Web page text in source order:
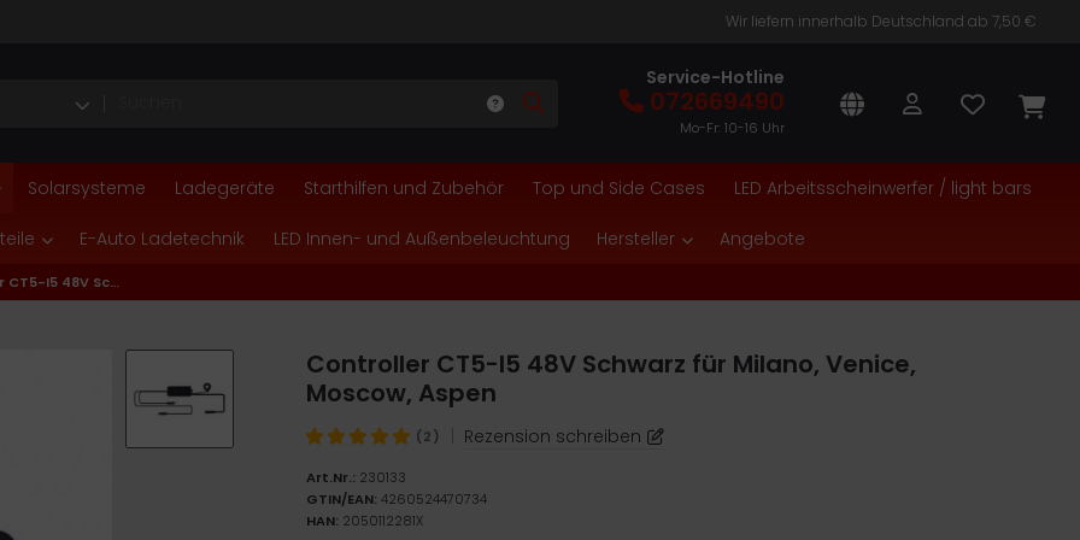
Wir liefern innerhalb Deutschland ab 7,50 €
Service-Hotline
072669490
Mo-Fr: 10-16 Uhr
Solarsysteme Ladegeräte Starthilfen und Zubehör Top und Side Cases LED Arbeitsscheinwerfer / light bars
E-Auto Ladetechnik LED Innen- und Außenbeleuchtung Hersteller Angebote
Controller CT5-I5 48V Schwarz für Milano, Venice, Moscow, Aspen
Controller CT5-I5 48V Schwarz für Milano, Venice,
Moscow, Aspen
(2) Rezension schreiben
Art.Nr.: 230133
GTIN/EAN: 4260524470734
HAN: 2050112281X